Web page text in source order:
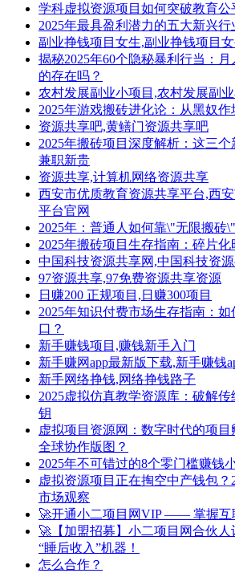
学科虚拟资源项目如何突破教育公
2025年最具盈利潜力的五大新兴行
副业挣钱项目女生,副业挣钱项目
揭秘2025年60个隐秘暴利行当：
的存在吗？
农村发展副业小项目,农村发展副
2025年游戏搬砖进化论：从黑奴
资源共享吧,黄鳝门资源共享吧
2025年搬砖项目深度解析：这三
兼职新贵
资源共享,计算机网络资源共享
西安市优质教育资源共享平台,西
平台官网
2025年：普通人如何靠\"无限搬砖
2025年搬砖项目生存指南：碎片
中国科技资源共享网,中国科技资
97资源共享,97免费资源共享资源
日赚200 正规项目,日赚300项目
2025年知识付费市场生存指南：
口？
新手赚钱项目,赚钱新手入门
新手赚网app最新版下载,新手赚钱
新手网络挣钱,网络挣钱路子
2025虚拟仿真教学资源库：破解
钥
虚拟项目资源网：数字时代的项
全球协作版图？
2025年不可错过的8个零门槛赚钱
虚拟资源项目正在掏空中产钱包？
市场观察
🚀开通小二项目网VIP —— 掌握互
🚀【加盟招募】小二项目网合伙
“睡后收入”机器！
怎么合作？